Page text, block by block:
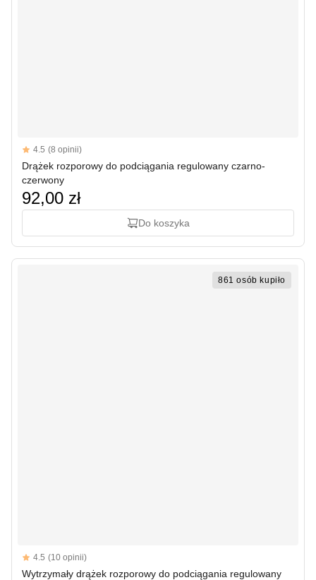
Reviews
4.5 out of 5 stars
4.5 (8 opinii)
Drążek rozporowy do podciągania regulowany czarno-
czerwony
92,00 zł
Do koszyka
861 osób kupiło
Reviews
4.5 out of 5 stars
4.5 (10 opinii)
Wytrzymały drążek rozporowy do podciągania regulowany